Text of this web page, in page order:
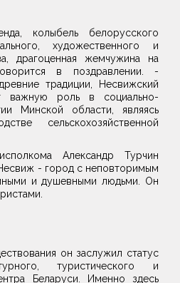
колыбель белорусского
художественного и
драгоценная жемчужина на
в поздравлении. -
традиции, Несвижский
важную роль в социально-
Минской области, являясь
сельскохозяйственной
Александр Турчин
- город с неповторимым
и душевными людьми. Он
он заслужил статус
туристического и
Беларуси. Именно здесь